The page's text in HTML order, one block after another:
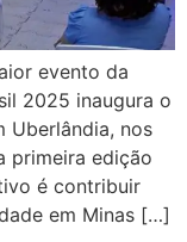
evento da
2025 inaugura o
Uberlândia, nos
primeira edição
é contribuir
em Minas […]